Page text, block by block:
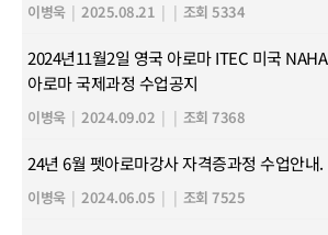
이병욱 | 2025.08.21 | | 조회 5334
2024년11월2일 영국 아로마 ITEC 미국 NAHA
아로마 국제과정 수업공지
이병욱 | 2024.09.02 | | 조회 7368
24년 6월 펫아로마강사 자격증과정 수업안내.
이병욱 | 2024.06.05 | | 조회 7525